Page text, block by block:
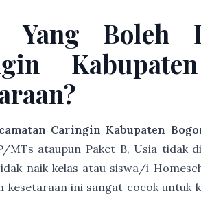
Yang Boleh
Caringin Kabupaten
MTs ataupun Paket B, Usia tidak
naik kelas atau siswa/i
kesetaraan ini sangat cocok untuk